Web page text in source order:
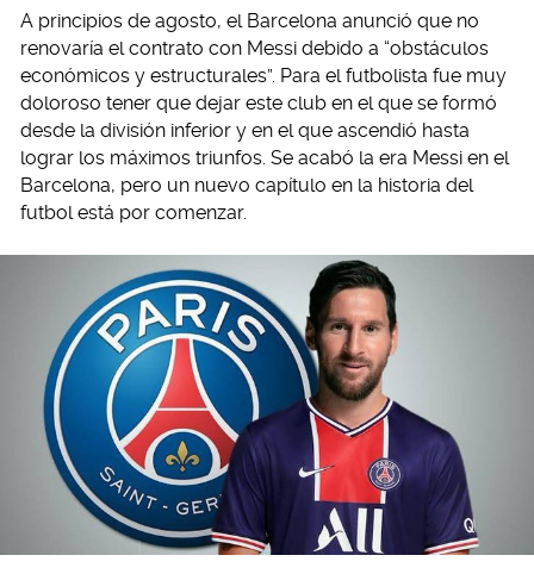
A principios de agosto, el Barcelona anunció que no
renovaría el contrato con Messi debido a “obstáculos
económicos y estructurales”. Para el futbolista fue muy
doloroso tener que dejar este club en el que se formó
desde la división inferior y en el que ascendió hasta
lograr los máximos triunfos. Se acabó la era Messi en el
Barcelona, pero un nuevo capítulo en la historia del
futbol está por comenzar.